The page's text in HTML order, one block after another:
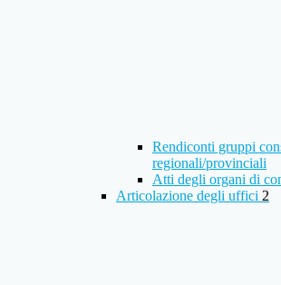
Rendiconti gruppi
regionali/provinciali
Atti degli organi di
Articolazione degli uffici 2